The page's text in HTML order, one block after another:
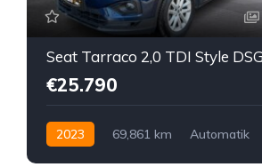
Seat Tarraco 2,0 TDI Style DSG
€25.790
2023 69,861 km
Automatik